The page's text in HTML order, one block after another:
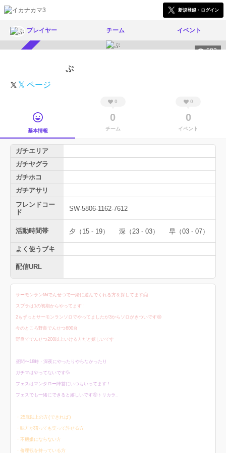
新規登録・ログイン
プレイヤー チーム イベント
583
ぷ
𝕏 ページ
基本情報
0
0
チーム
0
0
イベント
ガチエリア
ガチヤグラ
ガチホコ
ガチアサリ
フレンドコー
ド
SW-5806-1162-7612
活動時間帯 夕（15 - 19） 深（23 - 03） 早（03 - 07）
よく使うブキ
配信URL
サーモンランNWでんせつで一緒に遊んでくれる方を探してます🤗
スプラは1の初期からやってます！
2もずっとサーモンランソロでやってましたが3からソロがきついです😢
今のところ野良でんせつ600台
野良ででんせつ200以上いける方だと嬉しいです
昼間〜18時・深夜にやったりやらなかったり
ガチマはやってないです💦
フェスはマンタロー陣営にいつもいってます！
フェスでも一緒にできると嬉しいです🥺トリカラ…
・25歳以上の方(できれば)
・味方が沼っても笑って許せる方
・不機嫌にならない方
・倫理観を持っている方